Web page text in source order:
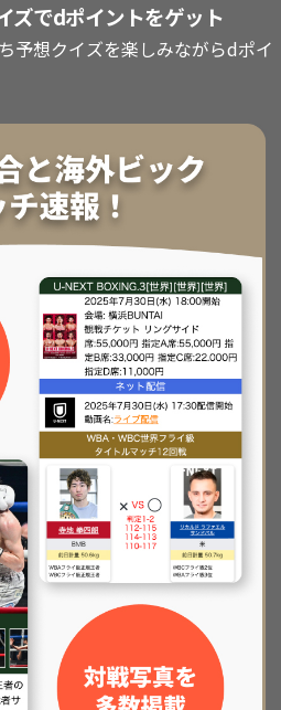
ズでdポイントをゲット
予想クイズを楽しみながらdポイ